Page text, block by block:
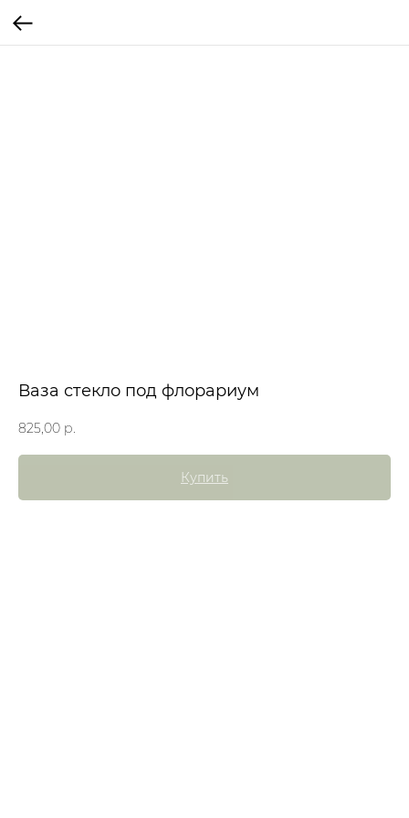
Ваза стекло под флорариум
825,00 р.
Купить